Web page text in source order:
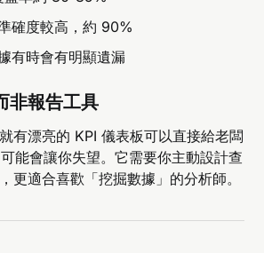
確度較高，約 90%
有時會有明顯遺漏
非報告工具
有漂亮的 KPI 儀表板可以直接給老闆
能會讓你失望。它需要你主動設計查
更適合喜歡「挖掘數據」的分析師。